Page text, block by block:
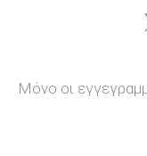
Μόνο οι